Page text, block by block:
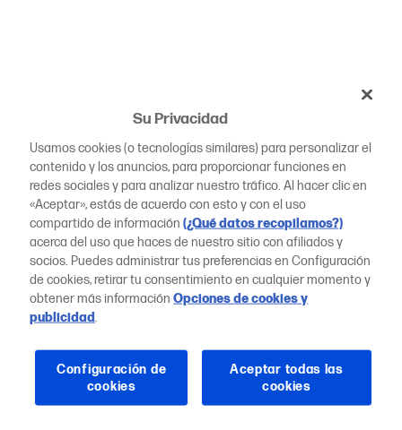
Su Privacidad
Usamos cookies (o tecnologías similares) para personalizar el
contenido y los anuncios, para proporcionar funciones en
redes sociales y para analizar nuestro tráfico. Al hacer clic en
«Aceptar», estás de acuerdo con esto y con el uso
compartido de información(¿Qué datos recopilamos?)
acerca del uso que haces de nuestro sitio con afiliados y
socios. Puedes administrar tus preferencias en Configuración
de cookies, retirar tu consentimiento en cualquier momento y
obtener más informaciónOpciones de cookies y
publicidad.
Configuración de
cookies
Aceptar todas las
cookies